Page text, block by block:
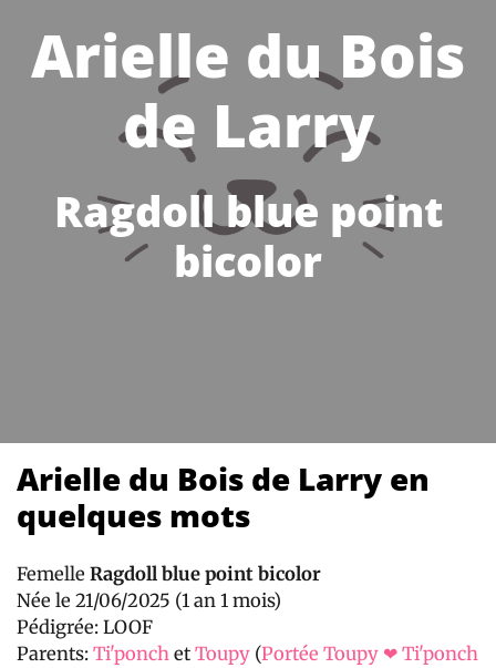
Arielle du Bois
de Larry
Ragdoll blue point
bicolor
Arielle du Bois de Larry en
quelques mots
Femelle Ragdoll blue point bicolor
Née le 21/06/2025 (1 an 1 mois)
Pédigrée: LOOF
Parents: Ti'ponch et Toupy (Portée Toupy ❤ Ti'ponch